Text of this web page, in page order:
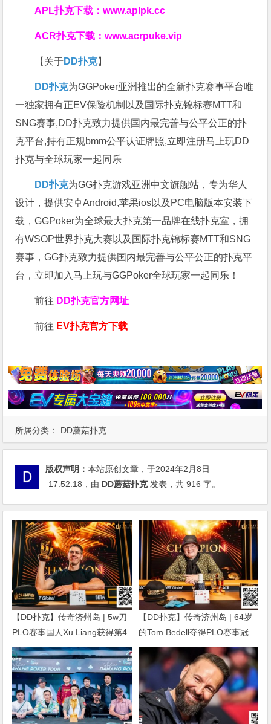
所属分类： DD蘑菇扑克
APL扑克下载：www.aplpk.cc
ACR扑克下载：www.acrpuke.vip
【关于DD扑克】
DD扑克为GGPoker亚洲推出的全新扑克赛事平台唯
一独家拥有正EV保险机制以及国际扑克锦标赛MTT和
SNG赛事,DD扑克致力提供国内最完善与公平公正的扑
克平台,持有正规bmm公平认证牌照,立即注册马上玩DD
扑克与全球玩家一起同乐
DD扑克为GG扑克游戏亚洲中文旗舰站，专为华人
设计，提供安卓Android,苹果ios以及PC电脑版本安装下
载，GGPoker为全球最大扑克第一品牌在线扑克室，拥
有WSOP世界扑克大赛以及国际扑克锦标赛MTT和SNG
赛事，GG扑克致力提供国内最完善与公平公正的扑克平
台，立即加入马上玩与GGPoker全球玩家一起同乐！
前往 DD扑克官方网址
前往 EV扑克官方下载
版权声明：本站原创文章，于2024年2月8日
17:52:18 ，由 DD蘑菇扑克发表，共 916 字。
【DD扑克】传奇济州岛 | 5w刀
PLO赛事国人Xu Liang获得第4
名，匈牙利Gergo Nagy夺冠
【DD扑克】传奇济州岛 | 64岁
的Tom Bedell夺得PLO赛事冠
军，国人Shi Ning Dan获亚军